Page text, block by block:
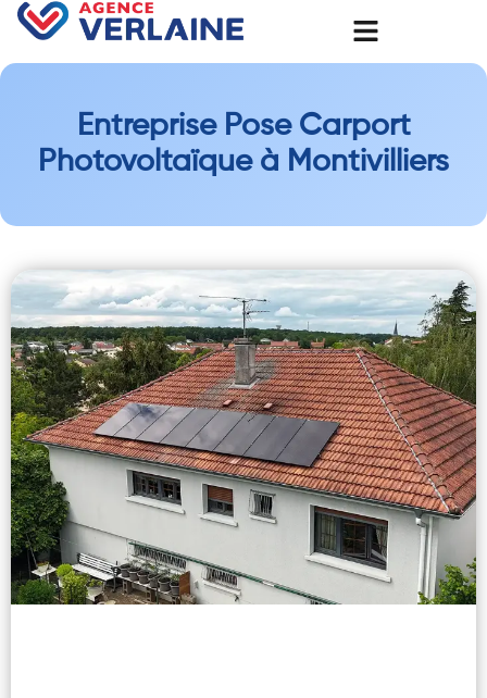
Entreprise Pose Carport
Photovoltaïque à Montivilliers